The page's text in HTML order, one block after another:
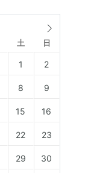
土 日
1 2
8 9
15 16
22 23
29 30